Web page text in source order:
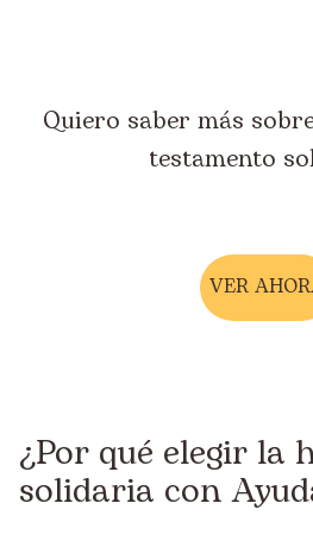
Quiero saber más
testamento
VER
¿Por qué elegir la
solidaria con